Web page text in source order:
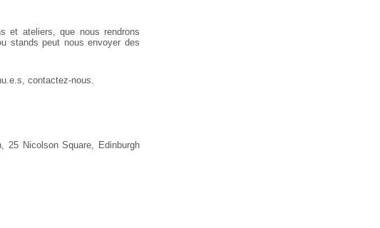
et ateliers, que nous rendrons
stands peut nous envoyer des
contactez-nous.
25 Nicolson Square, Edinburgh